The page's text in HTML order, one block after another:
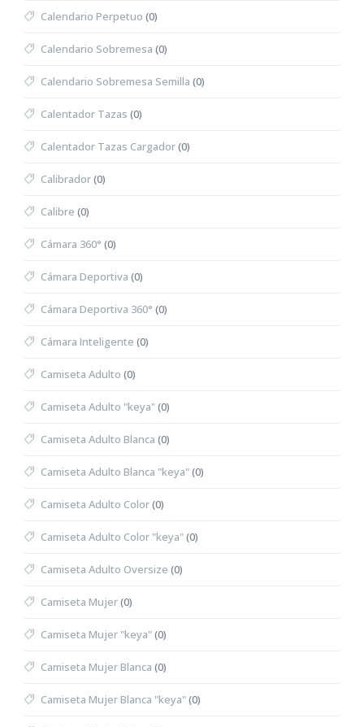
Calendario Perpetuo (0)
Calendario Sobremesa (0)
Calendario Sobremesa Semilla (0)
Calentador Tazas (0)
Calentador Tazas Cargador(0)
Calibrador(0)
Calibre (0)
Cámara 360° (0)
Cámara Deportiva (0)
Cámara Deportiva 360° (0)
Cámara Inteligente (0)
Camiseta Adulto (0)
Camiseta Adulto "keya"(0)
Camiseta Adulto Blanca (0)
Camiseta Adulto Blanca "keya"(0)
Camiseta Adulto Color(0)
Camiseta Adulto Color "keya"(0)
Camiseta Adulto Oversize (0)
Camiseta Mujer(0)
Camiseta Mujer "keya"(0)
Camiseta Mujer Blanca (0)
Camiseta Mujer Blanca "keya"(0)